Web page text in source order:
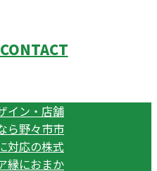
CONTACT